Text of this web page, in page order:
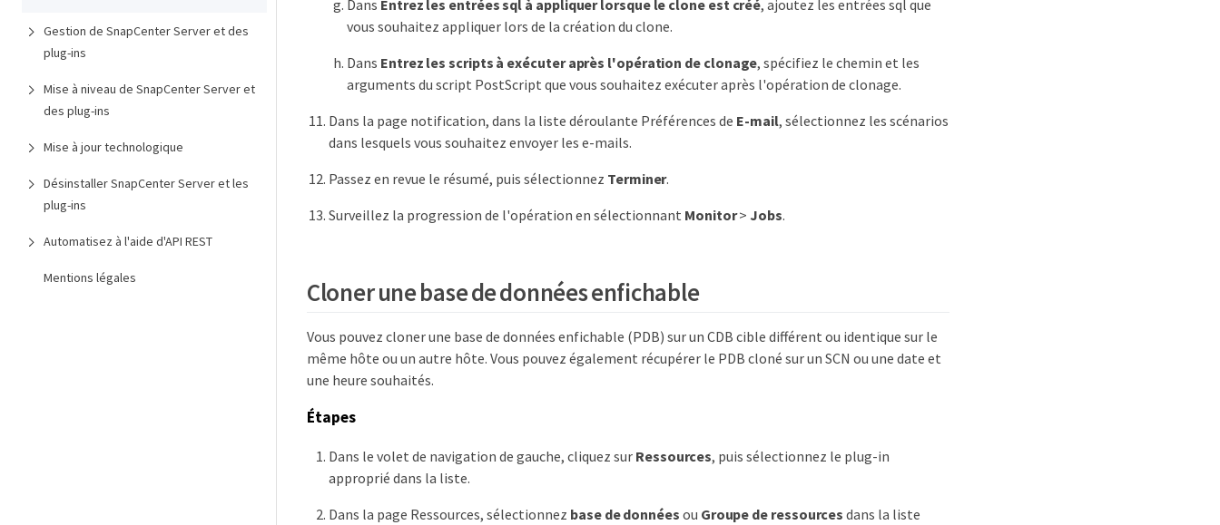
Gestion de SnapCenter Server et des
plug-ins
Mise à niveau de SnapCenter Server et
des plug-ins
Mise à jour technologique
Désinstaller SnapCenter Server et les
plug-ins
Automatisez à l'aide d'API REST
Mentions légales
Dans Entrez les entrées sql à appliquer lorsque le clone est créé, ajoutez les entrées sql que
vous souhaitez appliquer lors de la création du clone.
Dans Entrez les scripts à exécuter après l'opération de clonage, spécifiez le chemin et les
arguments du script PostScript que vous souhaitez exécuter après l'opération de clonage.
Dans la page notification, dans la liste déroulante Préférences de E-mail, sélectionnez les scénarios
dans lesquels vous souhaitez envoyer les e-mails.
Passez en revue le résumé, puis sélectionnez Terminer.
Surveillez la progression de l'opération en sélectionnant Monitor> Jobs.
Cloner une base de données enfichable
Vous pouvez cloner une base de données enfichable (PDB) sur un CDB cible différent ou identique sur le
même hôte ou un autre hôte. Vous pouvez également récupérer le PDB cloné sur un SCN ou une date et
une heure souhaités.
Étapes
Dans le volet de navigation de gauche, cliquez sur Ressources, puis sélectionnez le plug-in
approprié dans la liste.
Dans la page Ressources, sélectionnez base de données ou Groupe de ressources dans la liste